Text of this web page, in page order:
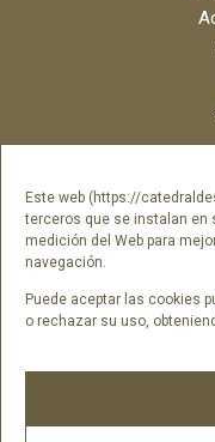
Este web (https://
terceros que se instalan en
medición del Web para
navegación.
Puede aceptar las cookies
o rechazar su uso,
Portal del